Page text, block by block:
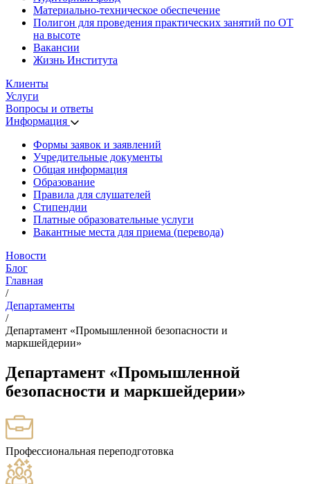
Материально-техническое обеспечение
Полигон для проведения практических занятий по ОТ
на высоте
Вакансии
Жизнь Института
Клиенты
Услуги
Вопросы и ответы
Информация
Формы заявок и заявлений
Учредительные документы
Общая информация
Образование
Правила для слушателей
Стипендии
Платные образовательные услуги
Вакантные места для приема (перевода)
Новости
Блог
Главная
/
Департаменты
/
Департамент «Промышленной безопасности и
маркшейдерии»
Департамент «Промышленной
безопасности и маркшейдерии»
Профессиональная переподготовка